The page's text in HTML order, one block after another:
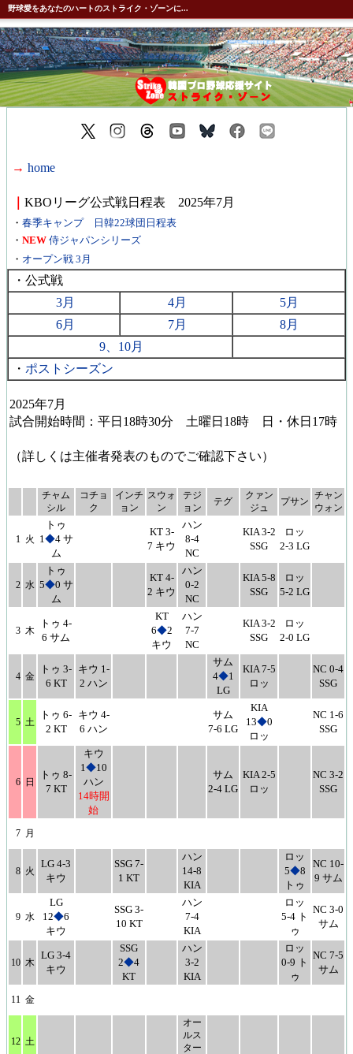
野球愛をあなたのハートのストライク・ゾーンに...
→ home
KBOリーグ公式戦日程表 2025年7月
・ 春季キャンプ 日韓22球団日程表
・ NEW 侍ジャパンシリーズ
・ オープン戦 3月
・公式戦
3月
4月
5月
6月
7月
8月
9、10月
・ ポストシーズン
2025年7月
試合開始時間：平日18時30分 土曜日18時 日・休日17時
（詳しくは主催者発表のものでご確認下さい）
チャム
シル
コチョ
ク
インチ
ョン
スウォ
ン
テジ
ョン
テグ
クァン
ジュ
プサン
チャン
ウォン
1 火
トゥ
1◆4 サ
ム
KT 3-
7 キウ
ハン
8-4
NC
KIA 3-2
SSG
ロッ
2-3 LG
2 水
トゥ
5◆0 サ
ム
KT 4-
2 キウ
ハン
0-2
NC
KIA 5-8
SSG
ロッ
5-2 LG
3 木
トゥ 4-
6 サム
KT
6◆2
キウ
ハン
7-7
NC
KIA 3-2
SSG
ロッ
2-0 LG
4 金
トゥ 3-
6 KT
キウ 1-
2 ハン
サム
4◆1
LG
KIA 7-5
ロッ
NC 0-4
SSG
5 土
トゥ 6-
2 KT
キウ 4-
6 ハン
サム
7-6 LG
KIA
13◆0
ロッ
NC 1-6
SSG
6 日
トゥ 8-
7 KT
キウ
1◆10
ハン
14時開
始
サム
2-4 LG
KIA 2-5
ロッ
NC 3-2
SSG
7 月
8 火
LG 4-3
キウ
SSG 7-
1 KT
ハン
14-8
KIA
ロッ
5◆8
トゥ
NC 10-
9 サム
9 水
LG
12◆6
キウ
SSG 3-
10 KT
ハン
7-4
KIA
ロッ
5-4 ト
ゥ
NC 3-0
サム
10 木
LG 3-4
キウ
SSG
2◆4
KT
ハン
3-2
KIA
ロッ
0-9 ト
ゥ
NC 7-5
サム
11 金
12 土
オー
ルス
ター